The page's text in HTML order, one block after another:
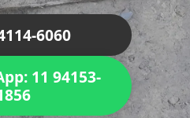
6060
11 94153-